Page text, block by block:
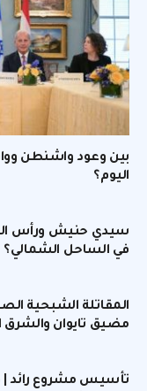
بين وعود واشنطن
اليوم؟
سيدي حنيش ورأس
في الساحل الشمالي؟
مضيق تايوان
تأسيس مشروع رائد